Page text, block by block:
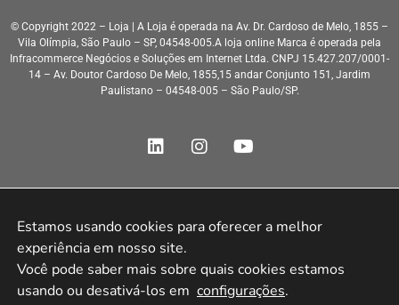
© Copyright 2022 – Loja | A Loja é operada na Av. Dr. Cardoso de Melo, 1855 –
Vila Olímpia, São Paulo – SP, 04548-005.A loja online Marca é operada pela
Infracommerce Negócios e Soluções em Internet Ltda. CNPJ 15.427.207/0001-
14 – Av. Doutor Cardoso De Melo, 1855,15 andar Conjunto 151, Jardim
Paulistano – 04548-005 – São Paulo/SP.
Desenvolvimento HeroStar
Estamos usando cookies para oferecer a melhor
experiência em nosso site.
Você pode saber mais sobre quais cookies estamos
usando ou desativá-los em configurações.